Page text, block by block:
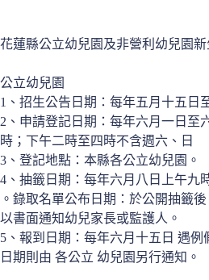
花蓮縣公立幼兒園及非營利幼兒園
公立幼兒園
1、招生公告日期：每年五月十五日
2、申請登記日期：每年六月一日至
時；下午二時至四時不含週六、日
3、登記地點：本縣各公立幼兒園。
4、抽籤日期：每年六月八日上午九
。錄取名單公布日期：於公開抽籤
以書面通知幼兒家長或監護人。
5、報到日期：每年六月十五日 遇
日期則由 各公立 幼兒園另行通知。